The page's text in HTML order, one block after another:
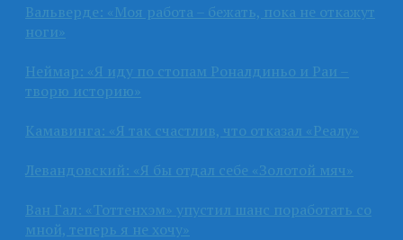
Вальверде: «Моя работа – бежать, пока не откажут
ноги»
Неймар: «Я иду по стопам Роналдиньо и Раи –
творю историю»
Камавинга: «Я так счастлив, что отказал «Реалу»
Левандовский: «Я бы отдал себе «Золотой мяч»
Ван Гал: «Тоттенхэм» упустил шанс поработать со
мной, теперь я не хочу»